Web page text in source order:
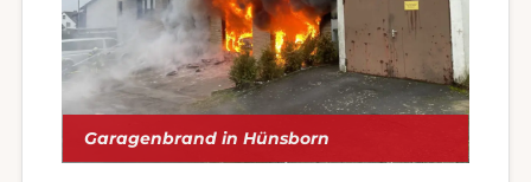
Garagenbrand in Hünsborn